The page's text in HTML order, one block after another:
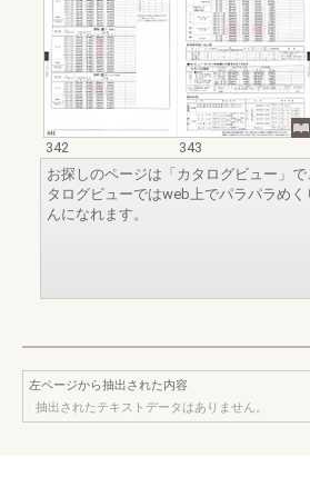
342
343
お探しのページは「カタログビュー」
タログビューではweb上でパラパラめ
んになれます。
左ページから抽出された内容
抽出されたテキストデータはありません。